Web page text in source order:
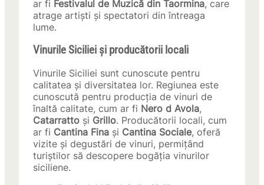
ar fi Festivalul de Muzică din Taormina, care
atrage artiști și spectatori din întreaga
lume.
Vinurile Siciliei și producătorii locali
Vinurile Siciliei sunt cunoscute pentru
calitatea și diversitatea lor. Regiunea este
cunoscută pentru producția de vinuri de
înaltă calitate, cum ar fi Nero d Avola,
Catarratto și Grillo. Producătorii locali, cum
ar fi Cantina Fina și Cantina Sociale, oferă
vizite și degustări de vinuri, permițând
turiștilor să descopere bogăția vinurilor
siciliene.